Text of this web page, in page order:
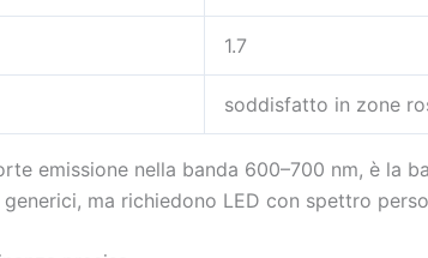
1.7
soddisfatto in zone
emissione nella banda 600–700 nm, è la
ma richiedono LED con spettro